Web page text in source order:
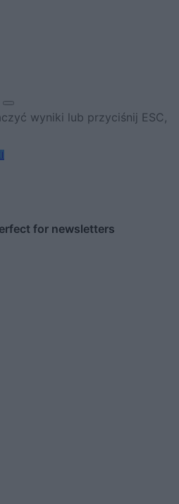
wyniki lub przyciśnij ESC,
for newsletters